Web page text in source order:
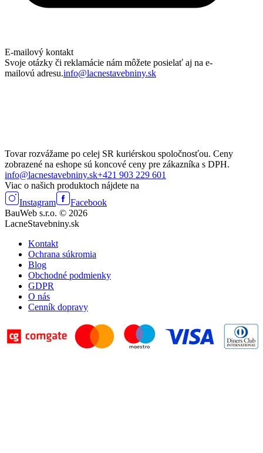
E-mailový kontakt
Svoje otázky či reklamácie nám môžete posielať aj na e-
mailovú adresu.info@lacnestavebniny.sk
Tovar rozvážame po celej SR kuriérskou spoločnosťou. Ceny
zobrazené na eshope sú koncové ceny pre zákazníka s DPH.
info@lacnestavebniny.sk+421 903 229 601
Viac o našich produktoch nájdete na
Instagram
Facebook
BauWeb s.r.o. © 2026
LacneStavebniny.sk
Kontakt
Ochrana súkromia
Blog
Obchodné podmienky
GDPR
O nás
Cenník dopravy